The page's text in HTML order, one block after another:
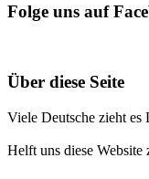
Folge uns auf
Über diese Seite
Viele Deutsche zieht es
Helft uns diese Website